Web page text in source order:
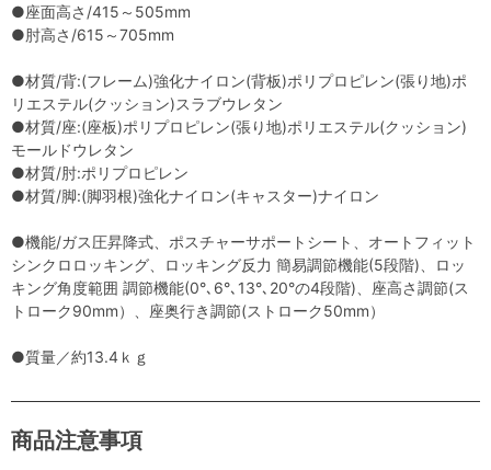
●座面高さ/415～505mm
●肘高さ/615～705mm
●材質/背:(フレーム)強化ナイロン(背板)ポリプロピレン(張り地)ポ
リエステル(クッション)スラブウレタン
●材質/座:(座板)ポリプロピレン(張り地)ポリエステル(クッション)
モールドウレタン
●材質/肘:ポリプロピレン
●材質/脚:(脚羽根)強化ナイロン(キャスター)ナイロン
●機能/ガス圧昇降式、ポスチャーサポートシート、オートフィット
シンクロロッキング、ロッキング反力 簡易調節機能(5段階)、ロッ
キング角度範囲 調節機能(0°､6°､13°､20°の4段階)、座高さ調節(ス
トローク90mm）、座奥行き調節(ストローク50mm）
●質量／約13.4ｋｇ
商品注意事項